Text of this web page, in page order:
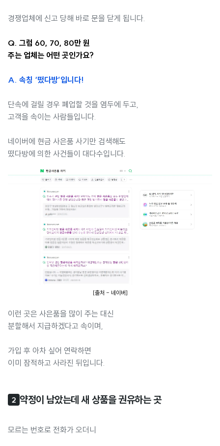
경쟁업체에 신고 당해 바로 문을 닫게 됩니다.
Q. 그럼 60, 70, 80만 원
주는 업체는 어떤 곳인가요?
A. 속칭 ‘떴다방’입니다!
단속에 걸릴 경우 폐업할 것을 염두에 두고,
고객을 속이는 사람들입니다.
네이버에 현금 사은품 사기만 검색해도
떴다방에 의한 사건들이 대다수입니다.
[출처 - 네이버]
이런 곳은 사은품을 많이 주는 대신
분할해서 지급하겠다고 속이며,
가입 후 아차 싶어 연락하면
이미 잠적하고 사라진 뒤입니다.
2 약정이 남았는데 새 상품을 권유하는 곳
모르는 번호로 전화가 오더니